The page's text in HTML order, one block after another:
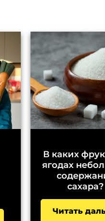
В каких
ягодах
сахара?
Читать